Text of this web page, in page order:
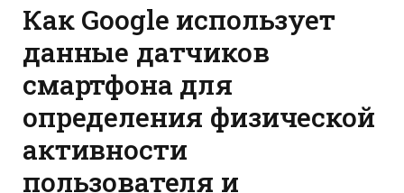
Как Google использует
данные датчиков
смартфона для
определения физической
активности
пользователя и